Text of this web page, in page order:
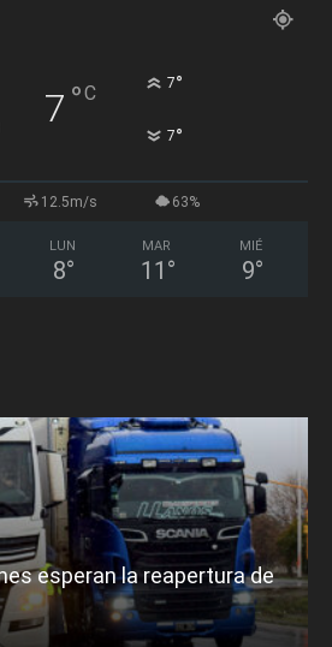
7 °C 7°
7°
12.5m/s 63%
LUN
8°
MAR
11 °
MIÉ
9°
esperan la reapertura de